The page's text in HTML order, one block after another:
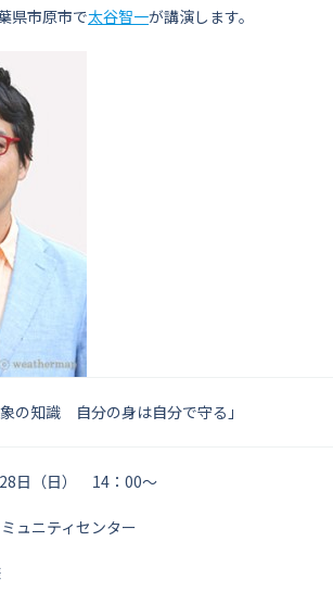
県市原市で太谷智一が講演します。
象の知識 自分の身は自分で守る」
日（日） 14：00～
ュニティセンター